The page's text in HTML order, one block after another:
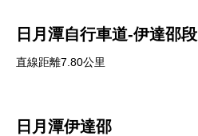
日月潭自行車道-伊達邵段
直線距離7.80公里
日月潭伊達邵